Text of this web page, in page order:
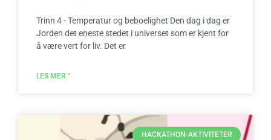
Trinn 4 - Temperatur og beboelighet Den dag i dag er
Jorden det eneste stedet i universet som er kjent for
å være vert for liv. Det er
LES MER "
HACKATHON-AKTIVITETER